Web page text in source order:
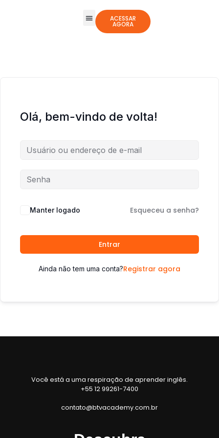
ACESSAR
AGORA
Olá, bem-vindo de volta!
Manter logado Esqueceu a senha?
Entrar
Ainda não tem uma conta?Registrar agora
Você está a uma respiração de aprender inglês.
+55 12 99261-7400
contato@btvacademy.com.br